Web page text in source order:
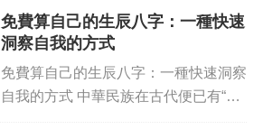
總稱，也稱為“八字”，它可以幫助人們
了解自身的優勢和劣勢，從而做出恰當
的決策，像是投資、選擇職業等...
免費算自己的生辰八字：一種快速
洞察自我的方式
免費算自己的生辰八字：一種快速洞察
自我的方式 中華民族在古代便已有“算